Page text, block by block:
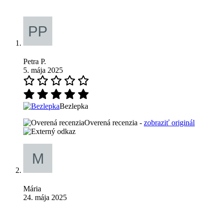
Petra P.
5. mája 2025
Bezlepka
Overená recenzia - zobraziť originál
Mária
24. mája 2025